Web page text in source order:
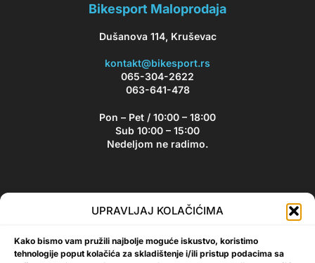
UPRAVLJAJ KOLAČIĆIMA
Kako bismo vam pružili najbolje moguće iskustvo, koristimo
tehnologije poput kolačića za skladištenje i/ili pristup podacima sa
Bikesport Maloprodaja
Dušanova 114, Kruševac
kontakt@bikesport.rs
065-304-2622
063-641-478
Pon – Pet / 10:00 – 18:00
Sub 10:00 – 15:00
Nedeljom ne radimo.
Bikesport Newsletter
akcijama i popustima!